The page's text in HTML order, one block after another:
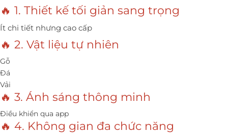
🔥 1. Thiết kế tối giản sang trọng
Ít chi tiết nhưng cao cấp
🔥 2. Vật liệu tự nhiên
Gỗ
Đá
Vải
🔥 3. Ánh sáng thông minh
Điều khiển qua app
🔥 4. Không gian đa chức năng